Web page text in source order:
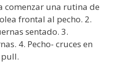
comenzar una rutina de
frontal al pecho. 2.
sentado. 3.
4. Pecho- cruces en